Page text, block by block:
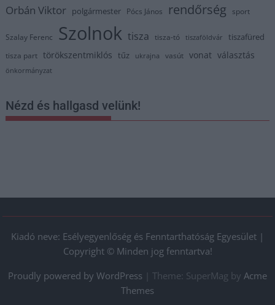
Orbán Viktor polgármester Pócs János rendőrség sport
Szalay Ferenc Szolnok tisza tisza-tó tiszaföldvár tiszafüred
tisza part törökszentmiklós tűz ukrajna vasút vonat választás
önkormányzat
Nézd és hallgasd velünk!
Kiadó neve: Esélyegyenlőség és Fenntarthatóság Egyesület |
Copyright © Minden jog fenntartva!
Proudly powered by WordPress
Theme: SuperMag by Acme
Themes